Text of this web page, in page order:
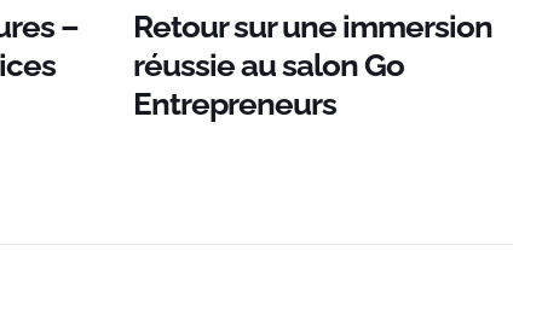
–
Retour sur une immersion
réussie au salon Go
Entrepreneurs